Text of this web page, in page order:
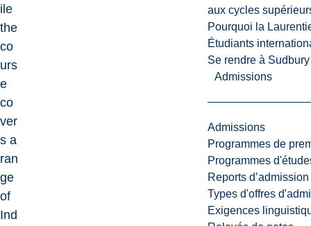
aux cycles
Pourquoi la
Étudiants
Se rendre à Sudbury
Admissions
Admissions
Programmes de
Programmes
Reports d’admission
Types d'offres
Exigences
ile
the
co
urs
e
co
ver
s a
ran
ge
of
Ind